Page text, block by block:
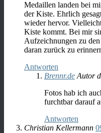
Medaillen landen bei
der Kiste. Ehrlich
wieder hervor.
Kiste kommt. Bei mir
Aufzeichnungen zu
daran zurück zu
Antworten
Brennr.de Autor
Fotos hab ich
furchtbar darauf
Antworten
Christian Kellermann